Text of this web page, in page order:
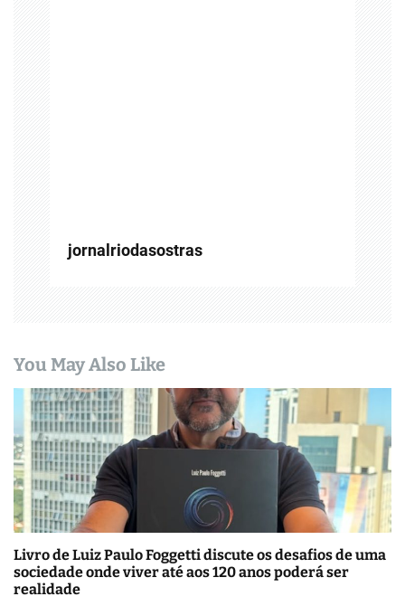
jornalriodasostras
You May Also Like
Livro de Luiz Paulo Foggetti discute os desafios de uma
sociedade onde viver até aos 120 anos poderá ser
realidade